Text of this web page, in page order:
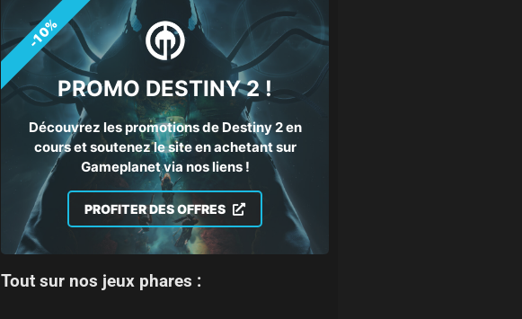
PROMO DESTINY 2 !
Découvrez les promotions de Destiny 2 en
cours et soutenez le site en achetant sur
Gameplanet via nos liens !
PROFITER DES OFFRES
-10%
Tout sur nos jeux phares :